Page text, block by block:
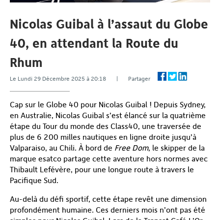
Nicolas Guibal à l’assaut du Globe
40, en attendant la Route du
Rhum
Le Lundi 29 Décembre 2025 à 20:18 | Partager
Cap sur le Globe 40 pour Nicolas Guibal ! Depuis Sydney,
en Australie, Nicolas Guibal s’est élancé sur la quatrième
étape du Tour du monde des Class40, une traversée de
plus de 6 200 milles nautiques en ligne droite jusqu’à
Valparaiso, au Chili. À bord de Free Dom, le skipper de la
marque esatco partage cette aventure hors normes avec
Thibault Lefévère, pour une longue route à travers le
Pacifique Sud.
Au-delà du défi sportif, cette étape revêt une dimension
profondément humaine. Ces derniers mois n’ont pas été